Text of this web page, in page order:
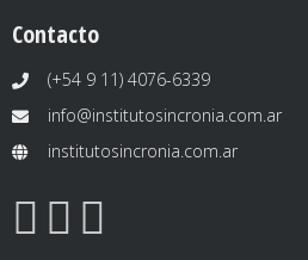
Contacto
(+54 9 11) 4076-6339
info@institutosincronia.com.ar
institutosincronia.com.ar